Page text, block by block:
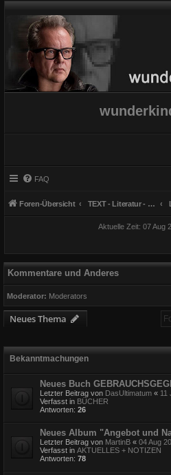
FAQ
Foren-Übersicht TEXT - Literatur - Lesungen u. Buch
Aktuelle Zeit: 07 Aug
Kommentare und Anderes
Moderator: Moderators
Neues Thema
Bekanntmachungen
Neues Buch
Letzter Beitrag von DasUltimatum « 11
Verfasst in BÜCHER
Antworten: 26
Neues Album "Angebot und
Letzter Beitrag von MartinB « 04 Aug
Verfasst in AKTUELLES + NOTIZEN
Antworten: 78